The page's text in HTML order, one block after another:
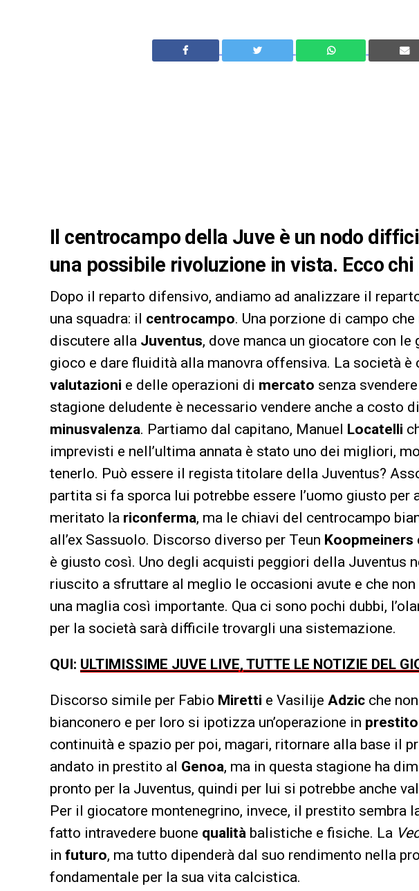
Il centrocampo della Juve è un nodo
una possibile rivoluzione in vista. Ecco
Dopo il reparto difensivo, andiamo ad analizzare il
una squadra: il centrocampo. Una porzione di campo
discutere alla Juventus, dove manca un giocatore con
gioco e dare fluidità alla manovra offensiva. La società è
valutazioni e delle operazioni di mercato senza
stagione deludente è necessario vendere anche a costo
minusvalenza. Partiamo dal capitano, Manuel Locatelli
imprevisti e nell’ultima annata è stato uno dei migliori,
tenerlo. Può essere il regista titolare della Juventus?
partita si fa sporca lui potrebbe essere l’uomo giusto per
meritato la riconferma, ma le chiavi del centrocampo
all’ex Sassuolo. Discorso diverso per Teun Koopmeiners
è giusto così. Uno degli acquisti peggiori della Juventus
riuscito a sfruttare al meglio le occasioni avute e che
una maglia così importante. Qua ci sono pochi dubbi,
per la società sarà difficile trovargli una sistemazione.
QUI: ULTIMISSIME JUVE LIVE, TUTTE LE NOTIZIE DEL
Discorso simile per Fabio Miretti e Vasilije Adzic che
bianconero e per loro si ipotizza un’operazione in prestito
continuità e spazio per poi, magari, ritornare alla base il
andato in prestito al Genoa, ma in questa stagione ha
pronto per la Juventus, quindi per lui si potrebbe anche
Per il giocatore montenegrino, invece, il prestito sembra
fatto intravedere buone qualità balistiche e fisiche. La
in futuro, ma tutto dipenderà dal suo rendimento nella
fondamentale per la sua vita calcistica.